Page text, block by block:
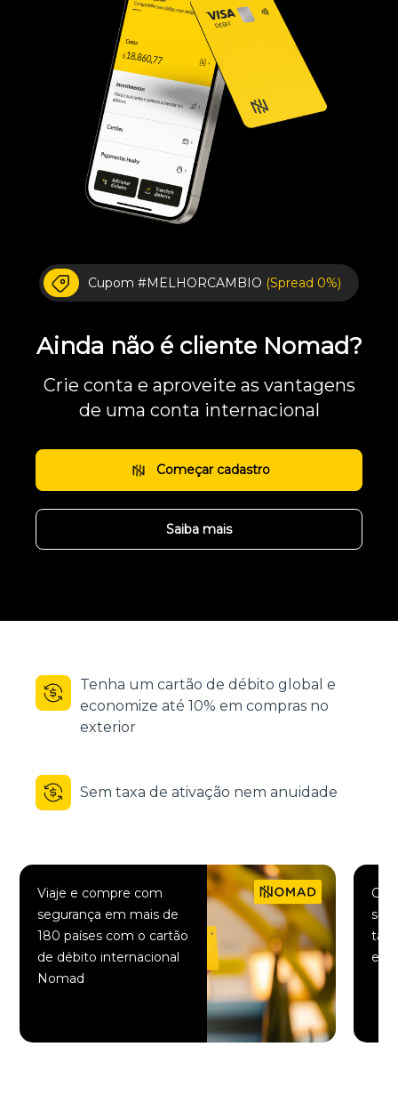
Cupom #MELHORCAMBIO (Spread 0%)
Ainda não é cliente Nomad?
Crie conta e aproveite as vantagens
de uma conta internacional
Começar cadastro
Saiba mais
Tenha um cartão de débito global e
economize até 10% em compras no
exterior
Sem taxa de ativação nem anuidade
Viaje e compre com
segurança em mais de
180 países com o cartão
de débito internacional
Nomad